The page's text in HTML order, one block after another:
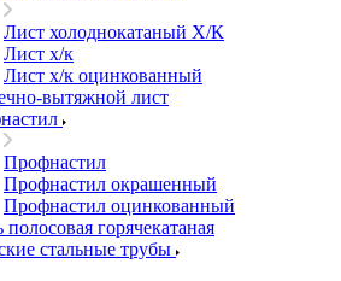
Лист холоднокатаный Х/К
Лист х/к
Лист х/к оцинкованный
вытяжной лист
Профнастил
Профнастил окрашенный
Профнастил оцинкованный
полосовая горячекатаная
стальные трубы